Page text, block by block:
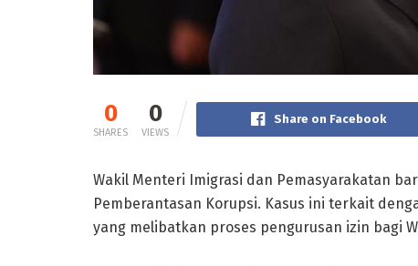
0
SHARES
0
VIEWS
Share on Facebook
Wakil Menteri Imigrasi dan Pemasyarakatan
Pemberantasan Korupsi. Kasus ini terkait
yang melibatkan proses pengurusan izin bagi